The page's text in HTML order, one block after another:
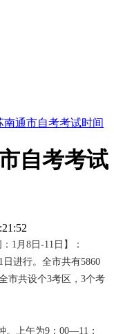
南通市自考考试时间
自考考试
1月8日-11日】：
进行。全市共有5860
市共设个3考区，3个考
。上午为9：00—11：